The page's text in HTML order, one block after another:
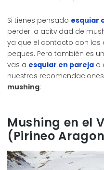
Si tienes pensado esquiar
perder la acitvidad de
ya que el contacto con los
peques. Pero también es
vas a esquiar en pareja o
nuestras
mushing:
Mushing en el
(Pirineo